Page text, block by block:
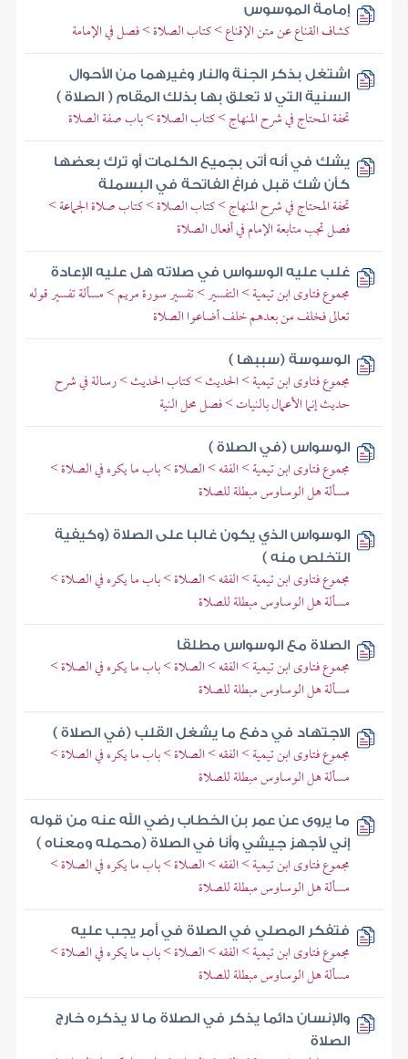
إمامة الموسوس
كشاف القناع عن متن الإقناع > كتاب الصلاة > فصل في الإمامة
اشتغل بذكر الجنة والنار وغيرهما من الأحوال
السنية التي لا تعلق بها بذلك المقام ( الصلاة )
تحفة المحتاج في شرح المنهاج > كتاب الصلاة > باب صفة الصلاة
يشك في أنه أتى بجميع الكلمات أو ترك بعضها
كأن شك قبل فراغ الفاتحة في البسملة
تحفة المحتاج في شرح المنهاج > كتاب الصلاة > كتاب صلاة الجماعة >
فصل تجب متابعة الإمام في أفعال الصلاة
غلب عليه الوسواس في صلاته هل عليه الإعادة
مجموع فتاوى ابن تيمية > التفسير > تفسير سورة مريم > مسألة تفسير قوله
تعالى فخلف من بعدهم خلف أضاعوا الصلاة
الوسوسة (سببها )
مجموع فتاوى ابن تيمية > الحديث > كتاب الحديث > رسالة في شرح
حديث إنما الأعمال بالنيات > فصل محل النية
الوسواس (في الصلاة )
مجموع فتاوى ابن تيمية > الفقه > الصلاة > باب ما يكره في الصلاة >
مسألة هل الوساوس مبطلة للصلاة
الوسواس الذي يكون غالبا على الصلاة (وكيفية
التخلص منه )
مجموع فتاوى ابن تيمية > الفقه > الصلاة > باب ما يكره في الصلاة >
مسألة هل الوساوس مبطلة للصلاة
الصلاة مع الوسواس مطلقا
مجموع فتاوى ابن تيمية > الفقه > الصلاة > باب ما يكره في الصلاة >
مسألة هل الوساوس مبطلة للصلاة
الاجتهاد في دفع ما يشغل القلب (في الصلاة )
مجموع فتاوى ابن تيمية > الفقه > الصلاة > باب ما يكره في الصلاة >
مسألة هل الوساوس مبطلة للصلاة
ما يروى عن عمر بن الخطاب رضي الله عنه من قوله
إني لأجهز جيشي وأنا في الصلاة (محمله ومعناه )
مجموع فتاوى ابن تيمية > الفقه > الصلاة > باب ما يكره في الصلاة >
مسألة هل الوساوس مبطلة للصلاة
فتفكر المصلي في الصلاة في أمر يجب عليه
مجموع فتاوى ابن تيمية > الفقه > الصلاة > باب ما يكره في الصلاة >
مسألة هل الوساوس مبطلة للصلاة
والإنسان دائما يذكر في الصلاة ما لا يذكره خارج
الصلاة